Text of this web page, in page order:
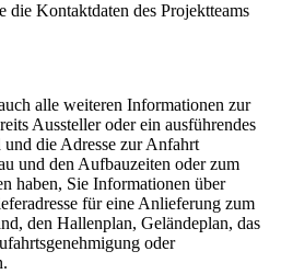
die Kontaktdaten des Projektteams
alle weiteren Informationen zur
Aussteller oder ein ausführendes
die Adresse zur Anfahrt
und den Aufbauzeiten oder zum
haben, Sie Informationen über
für eine Anlieferung zum
den Hallenplan, Geländeplan, das
oder